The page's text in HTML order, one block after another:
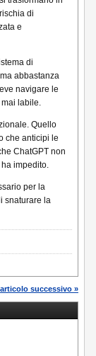
di
e
di
abbastanza
navigare le
labile.
Quello
che anticipi le
ChatGPT non
impedito.
per la
snaturare la
articolo successivo »